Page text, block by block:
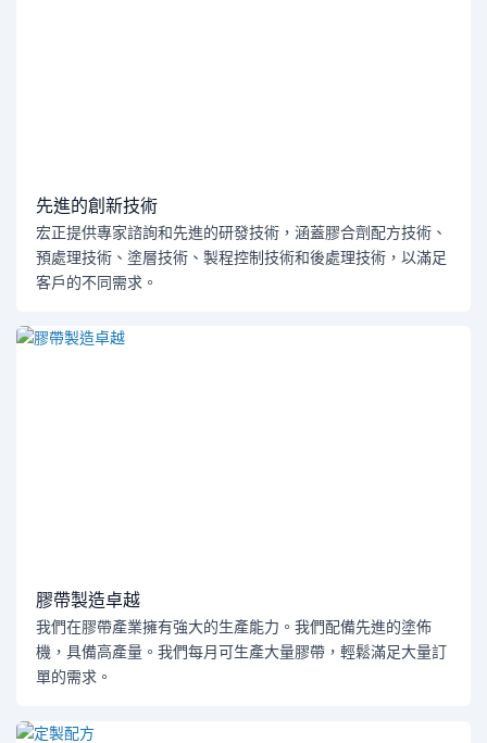
先進的創新技術
宏正提供專家諮詢和先進的研發技術，涵蓋膠合劑配方技術、
預處理技術、塗層技術、製程控制技術和後處理技術，以滿足
客戶的不同需求。
膠帶製造卓越
我們在膠帶產業擁有強大的生產能力。我們配備先進的塗佈
機，具備高產量。我們每月可生產大量膠帶，輕鬆滿足大量訂
單的需求。